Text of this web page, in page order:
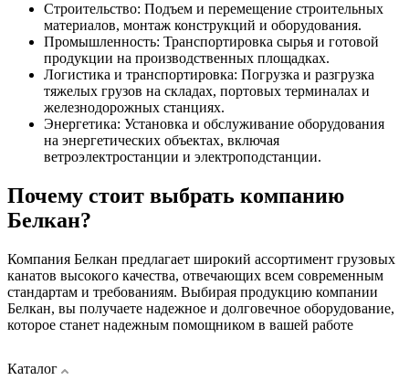
Строительство: Подъем и перемещение строительных
материалов, монтаж конструкций и оборудования.
Промышленность: Транспортировка сырья и готовой
продукции на производственных площадках.
Логистика и транспортировка: Погрузка и разгрузка
тяжелых грузов на складах, портовых терминалах и
железнодорожных станциях.
Энергетика: Установка и обслуживание оборудования
на энергетических объектах, включая
ветроэлектростанции и электроподстанции.
Почему стоит выбрать компанию
Белкан?
Компания Белкан предлагает широкий ассортимент грузовых
канатов высокого качества, отвечающих всем современным
стандартам и требованиям. Выбирая продукцию компании
Белкан, вы получаете надежное и долговечное оборудование,
которое станет надежным помощником в вашей работе
Каталог